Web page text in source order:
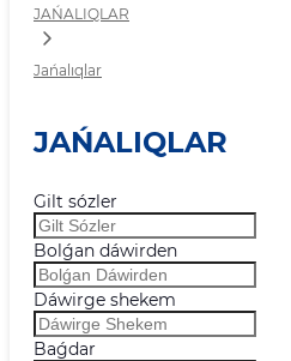
JAŃALIQLAR
Jańalıqlar
JAŃALIQLAR
Gilt sózler
Bolǵan dáwirden
Dáwirge shekem
Baǵdar